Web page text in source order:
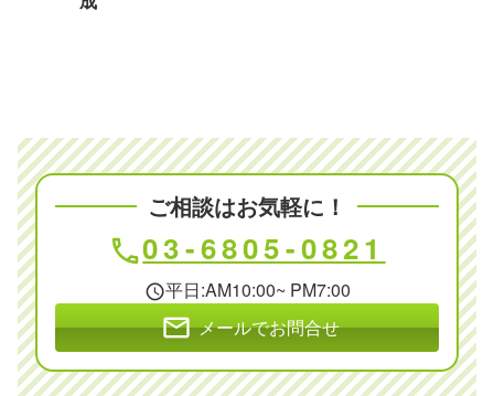
ご相談はお気軽に！
phone03-6805-0821
schedule平日:AM10:00~ PM7:00
mail メールでお問合せ